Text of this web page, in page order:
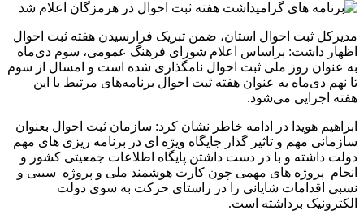
مدیرکل ثبت احوال استان، ضمن تبریک فرارسیدن هفته ثبت احوال
اظهار داشت: براساس اعلام شورای فرهنگ عمومی، سوم دی‌ماه
به عنوان روز ملی ثبت احوال نامگذاری شده است و امسال از سوم
تا نهم دی‌ماه به عنوان هفته ثبت احوال برنامه‌های مرتبط با این
هفته اجرایی می‌شود.
ابراهیم هویدا در ادامه خاطر نشان کرد: سازمان ثبت احوال بعنوان
سازمانی مهم و تاثیر گذار جایگاه ویژه ای در برنامه ریزی های مهم
دولت داشته و با در دست داشتن پایگاه اطلاعات جمعیتی کشور و
انجام پروژه های مهمی چون کارت هوشمند ملی و پروژه سببی و
نسبی اقدامات شایانی را در راستای حرکت به سوی دولت
الکترونیک برداشته است.